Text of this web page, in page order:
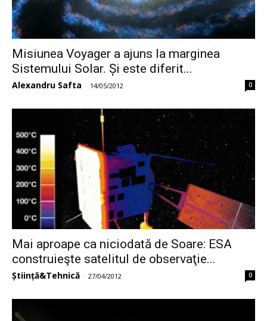
Misiunea Voyager a ajuns la marginea
Sistemului Solar. Și este diferit...
Alexandru Safta - 14/05/2012 0
Mai aproape ca niciodată de Soare: ESA
construieşte satelitul de observaţie...
Știință&Tehnică - 27/04/2012 0